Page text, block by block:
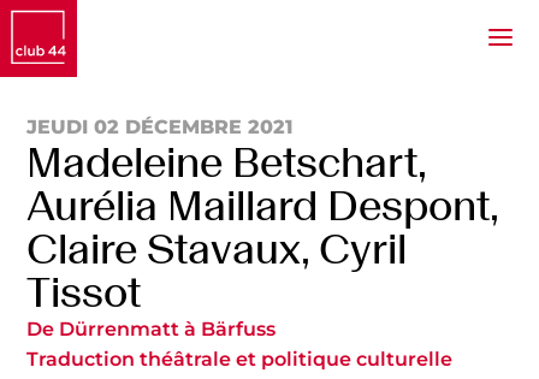
JEUDI 02 DÉCEMBRE 2021
Madeleine Betschart,
Aurélia Maillard Despont,
Claire Stavaux, Cyril
Tissot
De Dürrenmatt à Bärfuss
Traduction théâtrale et politique culturelle